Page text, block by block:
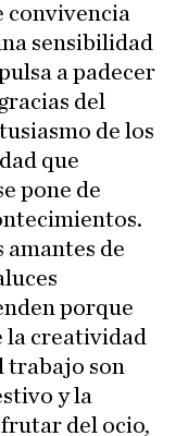
convivencia
sensibilidad
a padecer
del
de los
que
pone de
amantes de
porque
la creatividad
trabajo son
y la
del ocio,